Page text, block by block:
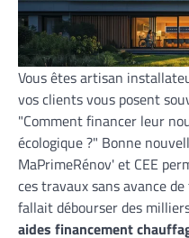
Vous êtes artisan
vos clients vous posent
"Comment financer leur
écologique ?" Bonne
MaPrimeRénov' et CEE
ces travaux sans avance
fallait débourser des
aides financement